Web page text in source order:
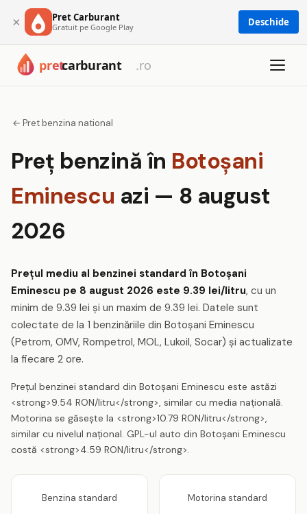
× Pret Carburant
Gratuit pe Google Play Deschide
← Pret benzina national
Preț benzină în Botoşani
Eminescu azi — 8 august
2026
Prețul mediu al benzinei standard în Botoşani
Eminescu pe 8 august 2026 este 9.39 lei/litru, cu un
minim de 9.39 lei și un maxim de 9.39 lei. Datele sunt
colectate de la 1 benzinăriile din Botoşani Eminescu
(Petrom, OMV, Rompetrol, MOL, Lukoil, Socar) și actualizate
la fiecare 2 ore.
Prețul benzinei standard din Botoşani Eminescu este astăzi
<strong>9.54 RON/litru</strong>, similar cu media națională.
Motorina se găsește la <strong>10.79 RON/litru</strong>,
similar cu nivelul național. GPL-ul auto din Botoşani Eminescu
costă <strong>4.59 RON/litru</strong>.
Benzina standard Motorina standard